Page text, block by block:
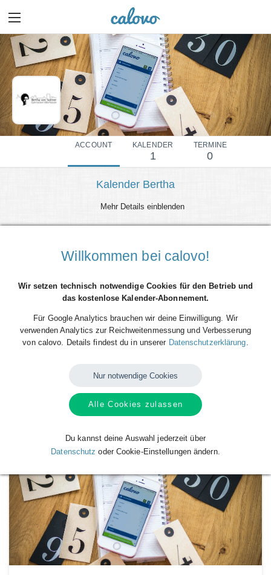
ACCOUNT KALENDER
1
TERMINE
0
Kalender Bertha
Mehr Details einblenden
VerfügbareKalendervonKalender Bertha
Willkommen bei calovo!
Wir setzen technisch notwendige Cookies für den Betrieb und
das kostenlose Kalender-Abonnement.
Für Google Analytics brauchen wir deine Einwilligung. Wir
verwenden Analytics zur Reichweitenmessung und Verbesserung
von calovo. Details findest du in unserer Datenschutzerklärung
Nur notwendige Cookies
Alle Cookies zulassen
Du kannst deine Auswahl jederzeit über
Datenschutz oder Cookie-Einstellungen ändern.